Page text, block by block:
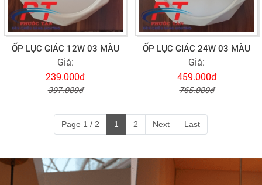
ỐP LỤC GIÁC 12W 03 MÀU
Giá:
239.000đ
397.000đ
ỐP LỤC GIÁC 24W 03 MÀU
Giá:
459.000đ
765.000đ
Page 1 / 2 1 2 Next Last